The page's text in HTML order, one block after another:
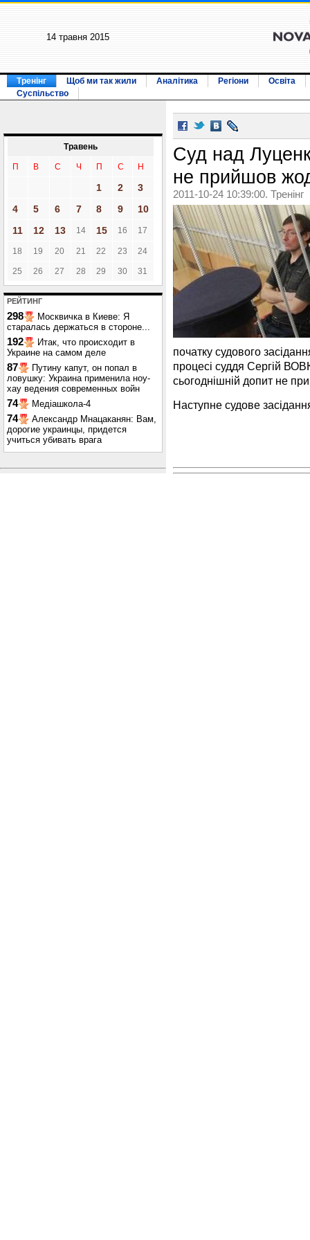
14 травня 2015
Тренінг Щоб ми так жили Аналітика Регіони
Освіта
Суспільство
Травень
П В С Ч П С Н
1 2
3
4
5 6 7 8 9
10
11
12 13 14 15 16 17
18 19 20 21 22 23 24
25 26 27 28 29 30 31
РЕЙТИНГ
298
Москвичка в Киеве: Я
старалась держаться в стороне...
192
Итак, что происходит в
Украине на самом деле
87
Путину капут, он попал в
ловушку: Украина применила ноу-
хау ведения современных войн
74 Медіашкола-4
74
Александр Мнацаканян: Вам,
дорогие украинцы, придется
учиться убивать врага
Суд над
не прийшов
2011-10-24 10:39:00. Тренінг
початку судового
процесі суддя Сергій
сьогоднішній допит не
Наступне судове